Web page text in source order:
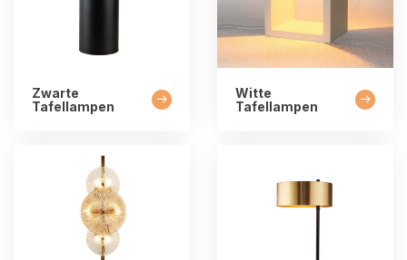
Zwarte
Tafellampen
Witte
Tafellampen